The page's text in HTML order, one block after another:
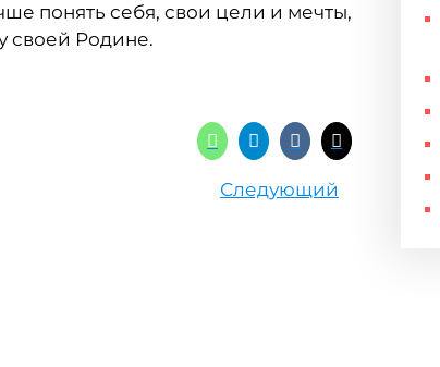
понять себя, свои цели и мечты,
своей Родине.
Следующий